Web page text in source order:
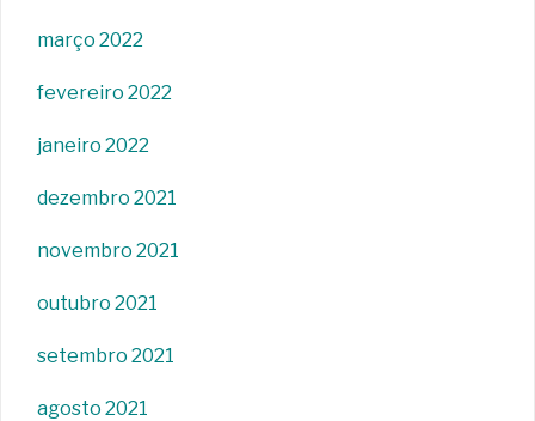
março 2022
fevereiro 2022
janeiro 2022
dezembro 2021
novembro 2021
outubro 2021
setembro 2021
agosto 2021